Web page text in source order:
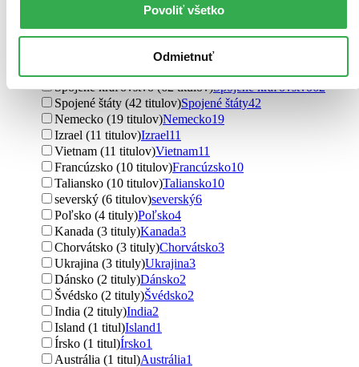
Povoliť všetko
Odmietnuť
Česko (358 titulov)Česko358
zahraničný (192 titulov)zahraničný
Spojené kráľovstvo (62 titulov)Spojené kráľovstvo62
Spojené štáty (42 titulov)Spojené štáty42
Nemecko (19 titulov)Nemecko19
Izrael (11 titulov)Izrael11
Vietnam (11 titulov)Vietnam11
Francúzsko (10 titulov)Francúzsko10
Taliansko (10 titulov)Taliansko10
severský (6 titulov)severský6
Poľsko (4 tituly)Poľsko4
Kanada (3 tituly)Kanada3
Chorvátsko (3 tituly)Chorvátsko3
Ukrajina (3 tituly)Ukrajina3
Dánsko (2 tituly)Dánsko2
Švédsko (2 tituly)Švédsko2
India (2 tituly)India2
Island (1 titul)Island1
Írsko (1 titul)Írsko1
Austrália (1 titul)Austrália1